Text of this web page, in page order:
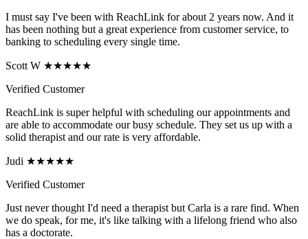
I must say I've been with ReachLink for about 2 years now. And it
has been nothing but a great experience from customer service, to
banking to scheduling every single time.
Scott W ★★★★★
Verified Customer
ReachLink is super helpful with scheduling our appointments and
are able to accommodate our busy schedule. They set us up with a
solid therapist and our rate is very affordable.
Judi ★★★★★
Verified Customer
Just never thought I'd need a therapist but Carla is a rare find. When
we do speak, for me, it's like talking with a lifelong friend who also
has a doctorate.